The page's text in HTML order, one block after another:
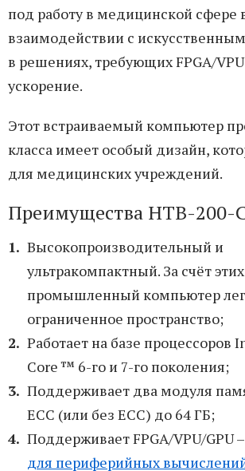
под работу в медицинской сфере
взаимодействии с
в решениях, требующих FPGA/
ускорение.
Этот встраиваемый компьютер
класса имеет особый дизайн,
для медицинских учреждений.
Преимущества HTB-200-
Высокопроизводительный и
ультракомпактный. За счёт
промышленный компьютер
ограниченное пространство;
Работает на базе процессоров
Core ™ 6-го и 7-го поколения;
Поддерживает два модуля
ECC (или без ECC) до 64 ГБ;
Поддерживает FPGA/VPU/GPU
для периферийных